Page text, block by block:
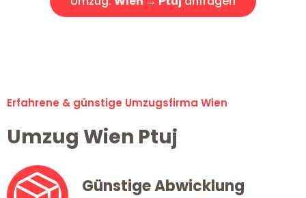
Erfahrene & günstige Umzugsfirma Wien
Umzug Wien Ptuj
Günstige Abwicklung